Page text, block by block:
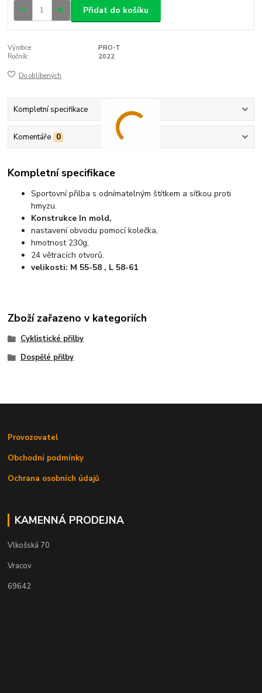
Přidat do košíku
Výrobce:
PRO-T
Ročník:
2022
Do oblíbených
Kompletní specifikace
Komentáře 0
Kompletní specifikace
Sportovní přilba s odnímatelným štítkem a síťkou proti
hmyzu.
Konstrukce In mold,
nastavení obvodu pomocí kolečka,
hmotnost 230g,
24 větracích otvorů.
velikosti: M 55-58 , L 58-61
Zboží zařazeno v kategoriích
Cyklistické přilby
Dospělé přilby
Provozovatel
Obchodní podmínky
Ochrana osobních údajů
KAMENNÁ PRODEJNA
Vlkošská 70
Vracov
69642